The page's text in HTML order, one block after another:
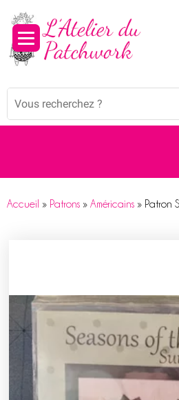
Mots
Accueil » Patrons » Américains » Patron
Panneau de gestion des cookies